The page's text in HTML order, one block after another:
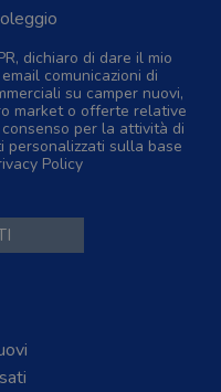
dichiaro di dare il mio
comunicazioni di
su camper nuovi,
market o offerte relative
per la attività di
personalizzati sulla base
Policy